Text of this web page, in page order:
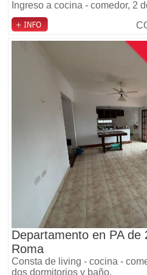
Ingreso a cocina - comedor, 2
Departamento en PA de
Roma
Consta de living - cocina -
dos dormitorios y baño.